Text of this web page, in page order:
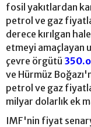
fosil yakıtlardan
petrol ve gaz
derece kırılgan
etmeyi amaçlayan
çevre örgütü
ve Hürmüz
petrol ve gaz
milyar dolarlık ek
IMF'nin fiyat